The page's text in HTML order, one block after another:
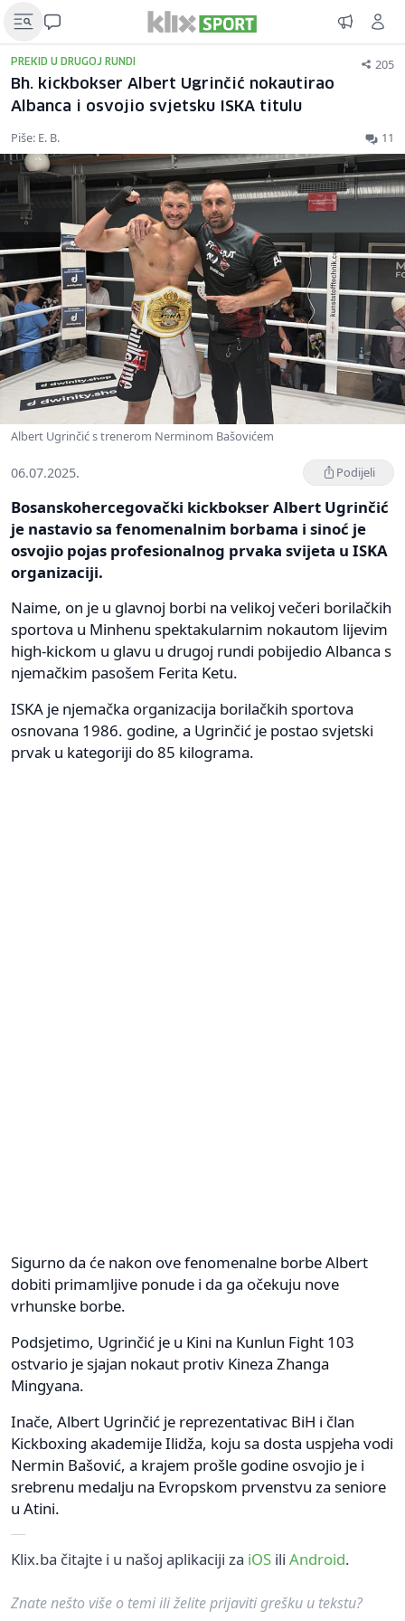
PREKID U DRUGOJ RUNDI 205
Bh. kickbokser Albert Ugrinčić nokautirao
Albanca i osvojio svjetsku ISKA titulu
Piše: E. B. 11
Albert Ugrinčić s trenerom Nerminom Bašovićem
06.07.2025. Podijeli
Bosanskohercegovački kickbokser Albert Ugrinčić
je nastavio sa fenomenalnim borbama i sinoć je
osvojio pojas profesionalnog prvaka svijeta u ISKA
organizaciji.
Naime, on je u glavnoj borbi na velikoj večeri borilačkih
sportova u Minhenu spektakularnim nokautom lijevim
high-kickom u glavu u drugoj rundi pobijedio Albanca s
njemačkim pasošem Ferita Ketu.
ISKA je njemačka organizacija borilačkih sportova
osnovana 1986. godine, a Ugrinčić je postao svjetski
prvak u kategoriji do 85 kilograma.
Sigurno da će nakon ove fenomenalne borbe Albert
dobiti primamljive ponude i da ga očekuju nove
vrhunske borbe.
Podsjetimo, Ugrinčić je u Kini na Kunlun Fight 103
ostvario je sjajan nokaut protiv Kineza Zhanga
Mingyana.
Inače, Albert Ugrinčić je reprezentativac BiH i član
Kickboxing akademije Ilidža, koju sa dosta uspjeha vodi
Nermin Bašović, a krajem prošle godine osvojio je i
srebrenu medalju na Evropskom prvenstvu za seniore
u Atini.
Klix.ba čitajte i u našoj aplikaciji za iOS ili Android.
Znate nešto više o temi ili želite prijaviti grešku u tekstu?